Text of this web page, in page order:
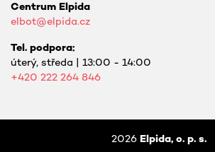
Centrum Elpida
elbot@elpida.cz
Tel. podpora:
úterý, středa | 13:00 - 14:00
+420 222 264 846
2026 Elpida, o. p. s.